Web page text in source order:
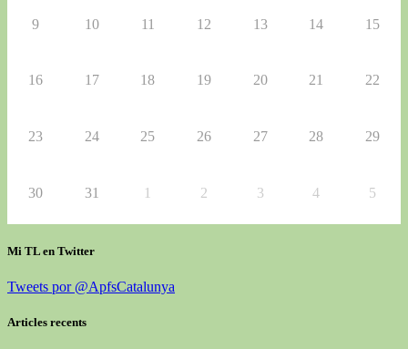
9 10 11 12 13 14 15
16 17 18 19 20 21 22
23 24 25 26 27 28 29
30 31 1 2 3 4 5
Mi TL en Twitter
Tweets por @ApfsCatalunya
Articles recents